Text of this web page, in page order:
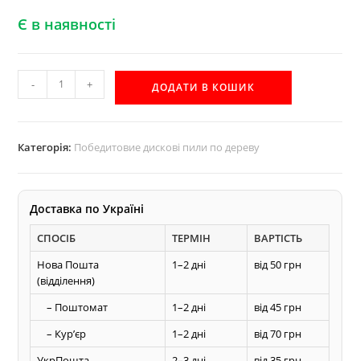
Є в наявності
d30
победитовою
напайкою
дереву
кількість
- + ДОДАТИ В КОШИК
Категорія: Победитовие дискові пили по дереву
Доставка по Україні
СПОСІБ ТЕРМІН
ВАРТІСТЬ
Нова Пошта
(відділення)
1–2 дні від 50 грн
– Поштомат 1–2 дні
від 45 грн
– Курʼєр
1–2 дні
від 70 грн